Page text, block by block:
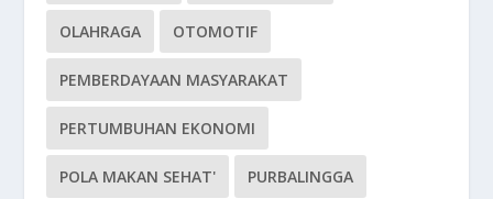
OLAHRAGA OTOMOTIF
PEMBERDAYAAN MASYARAKAT
PERTUMBUHAN EKONOMI
POLA MAKAN SEHAT' PURBALINGGA